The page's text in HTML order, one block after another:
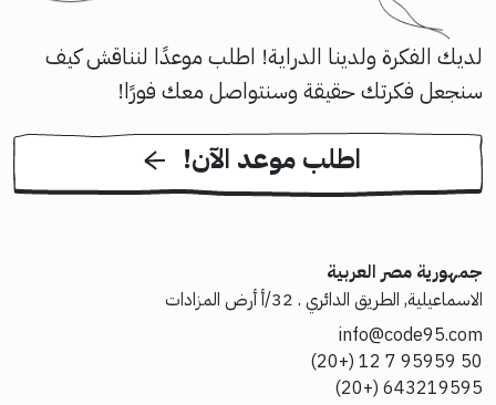
لديك الفكرة ولدينا الدراية! اطلب موعدًا لنناقش كيف
سنجعل فكرتك حقيقة وسنتواصل معك فورًا!
!اطلب موعد الآن
جمهورية مصر العربية
الاسماعيلية, الطريق الدائري . 32/أ أرض المزادات
info@code95.com
50 95959 7 12 (+20)
643219595 (+20)